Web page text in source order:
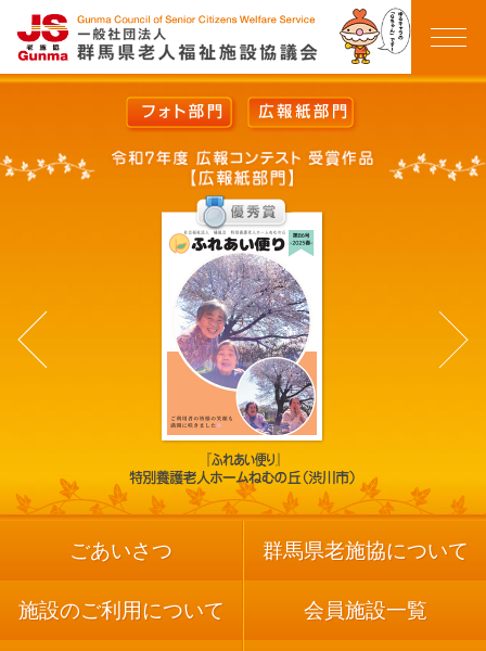
群馬県老人福祉施設
ごあいさつ 群馬県老施協について
施設のご利用について 会員施設一覧
ごあいさつ
イベントカレンダー
イベント報告
リンク集
群馬県老施協について
施設のご利用案内